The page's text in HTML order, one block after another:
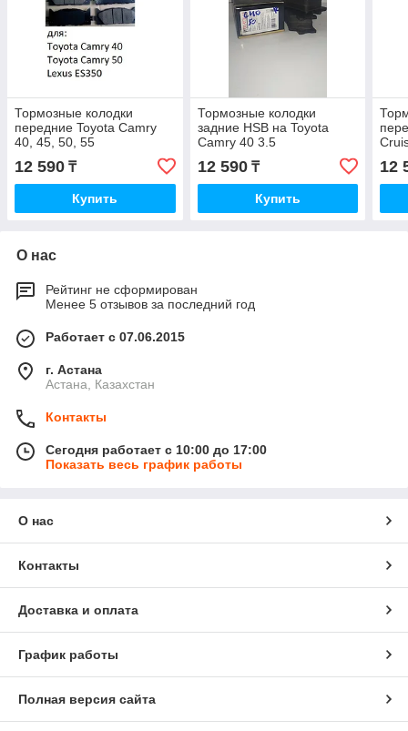
Тормозные колодки
передние Toyota Camry
40, 45, 50, 55
12 590 ₸
Купить
Тормозные колодки
задние HSB на Toyota
Camry 40 3.5
12 590₸
Купить
12
О нас
Рейтинг не сформирован
Менее 5 отзывов за последний год
Работает с 07.06.2015
г. Астана
Астана, Казахстан
Контакты
Сегодня работает с 10:00 до 17:00
Показать весь график работы
О нас
Контакты
Доставка и оплата
График работы
Полная версия сайта